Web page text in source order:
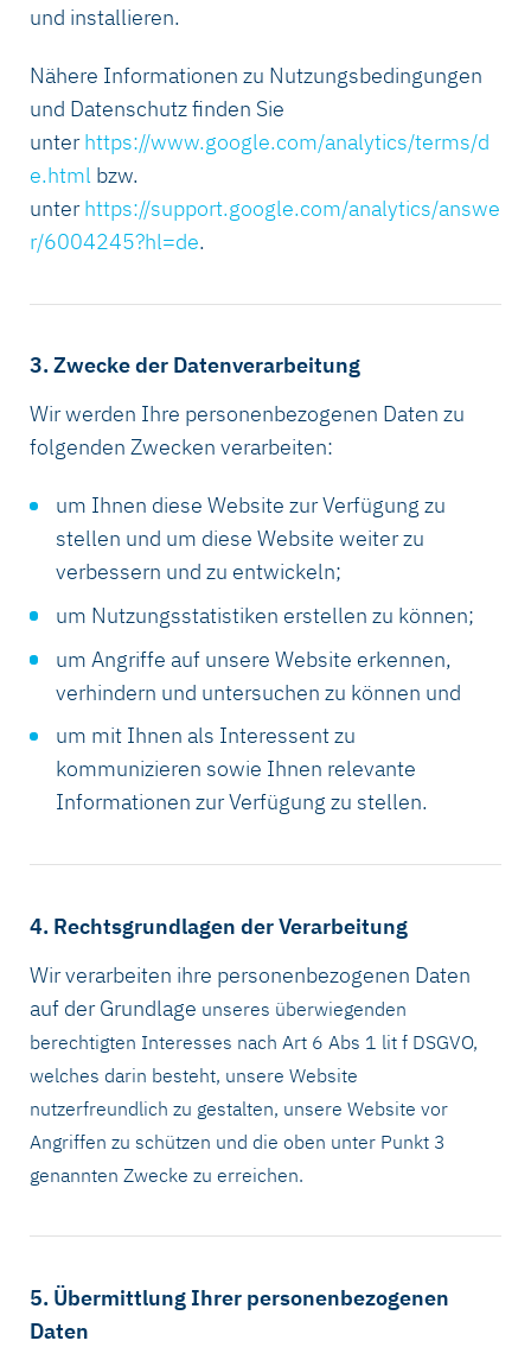
und installieren.
Nähere Informationen zu Nutzungsbedingungen
und Datenschutz finden Sie
unterhttps://www.google.com/analytics/terms/d
e.html bzw.
unterhttps://support.google.com/analytics/answe
r/6004245?hl=de.
3. Zwecke der Datenverarbeitung
Wir werden Ihre personenbezogenen Daten zu
folgenden Zwecken verarbeiten:
um Ihnen diese Website zur Verfügung zu
stellen und um diese Website weiter zu
verbessern und zu entwickeln;
um Nutzungsstatistiken erstellen zu können;
um Angriffe auf unsere Website erkennen,
verhindern und untersuchen zu können und
um mit Ihnen als Interessent zu
kommunizieren sowie Ihnen relevante
Informationen zur Verfügung zu stellen.
4. Rechtsgrundlagen der Verarbeitung
Wir verarbeiten ihre personenbezogenen Daten
auf der Grundlage unseres überwiegenden
berechtigten Interesses nach Art 6 Abs 1 lit f DSGVO,
welches darin besteht, unsere Website
nutzerfreundlich zu gestalten, unsere Website vor
Angriffen zu schützen und die oben unter Punkt 3
genannten Zwecke zu erreichen.
5. Übermittlung Ihrer personenbezogenen
Daten